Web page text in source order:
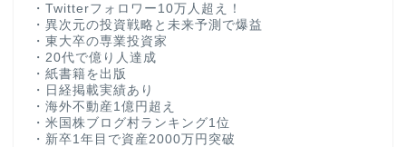
・Twitterフォロワー10万人超え！
・異次元の投資戦略と未来予測で爆益
・東大卒の専業投資家
・20代で億り人達成
・紙書籍を出版
・日経掲載実績あり
・海外不動産1億円超え
・米国株ブログ村ランキング1位
・新卒1年目で資産2000万円突破